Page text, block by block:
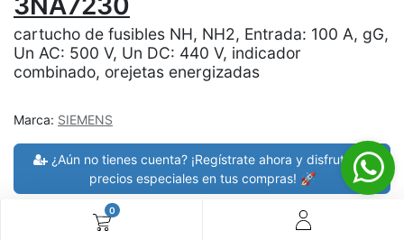
0
cartucho de fusibles NH, NH2, Entrada: 100 A, gG,
Un AC: 500 V, Un DC: 440 V, indicador
combinado, orejetas energizadas
Marca: SIEMENS
¿Aún no tienes cuenta? ¡Regístrate ahora y disfruta de
precios especiales en tus compras! 🚀
30 días de devolución